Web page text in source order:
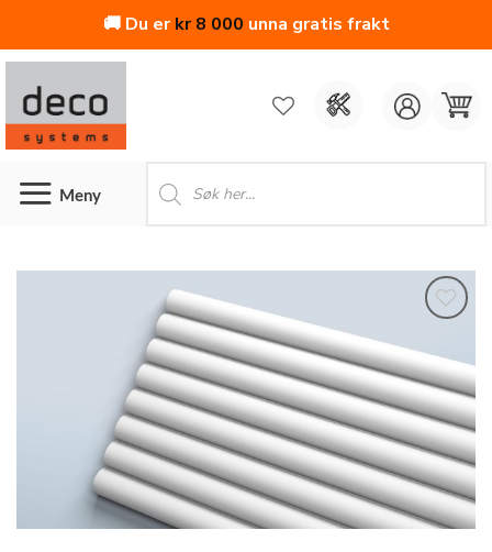
🚚 Du erkr8 000 unna gratis frakt
Skip
content
search
Legg
til i
ønskeliste